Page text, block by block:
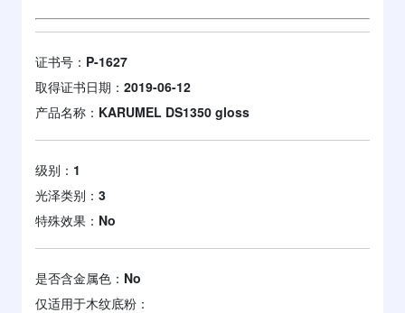
证书号： P-1627
取得证书日期： 2019-06-12
产品名称： KARUMEL DS1350 gloss
级别： 1
光泽类别： 3
特殊效果： No
是否含金属色： No
仅适用于木纹底粉：